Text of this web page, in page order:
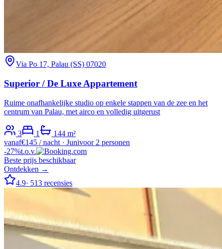
Via Po 17, Palau (SS) 07020
Superior / De Luxe Appartement
Ruime onafhankelijke studio op enkele stappen van de zee en het
centrum van Palau, met airco en volledig uitgerust
3 1 144 m²
vanaf€145 / nacht · Junivoor 2 personen
-27%t.o.v.
Beste prijs beschikbaar
Ontdekken →
4.9· 513 recensies